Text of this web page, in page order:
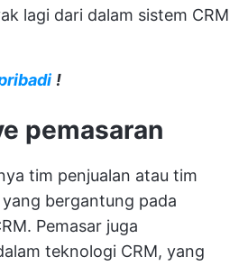
lagi dari dalam sistem CRM
!
pemasaran
tim penjualan atau tim
bergantung pada
Pemasar juga
teknologi CRM, yang